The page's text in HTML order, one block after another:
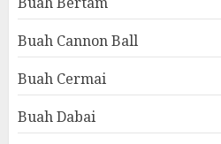
Buah Cannon Ball
Buah Cermai
Buah Dabai